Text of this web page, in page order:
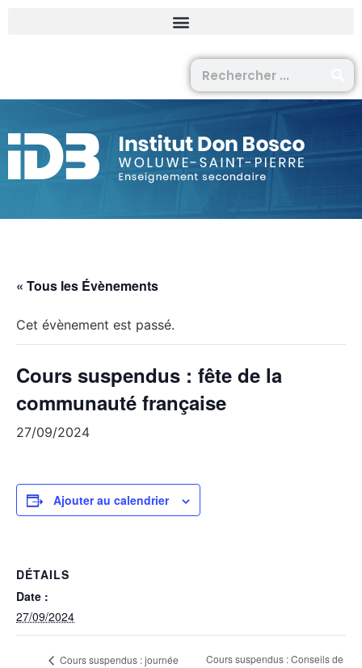
« Tous les Évènements
Cet évènement est passé.
Cours suspendus : fête de la
communauté française
27/09/2024
Ajouter au calendrier
DÉTAILS
Date :
27/09/2024
Cours suspendus : journée
Cours suspendus : Conseils de